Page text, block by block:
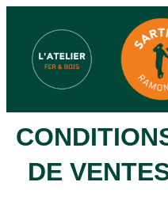
Aller
contenu
DE